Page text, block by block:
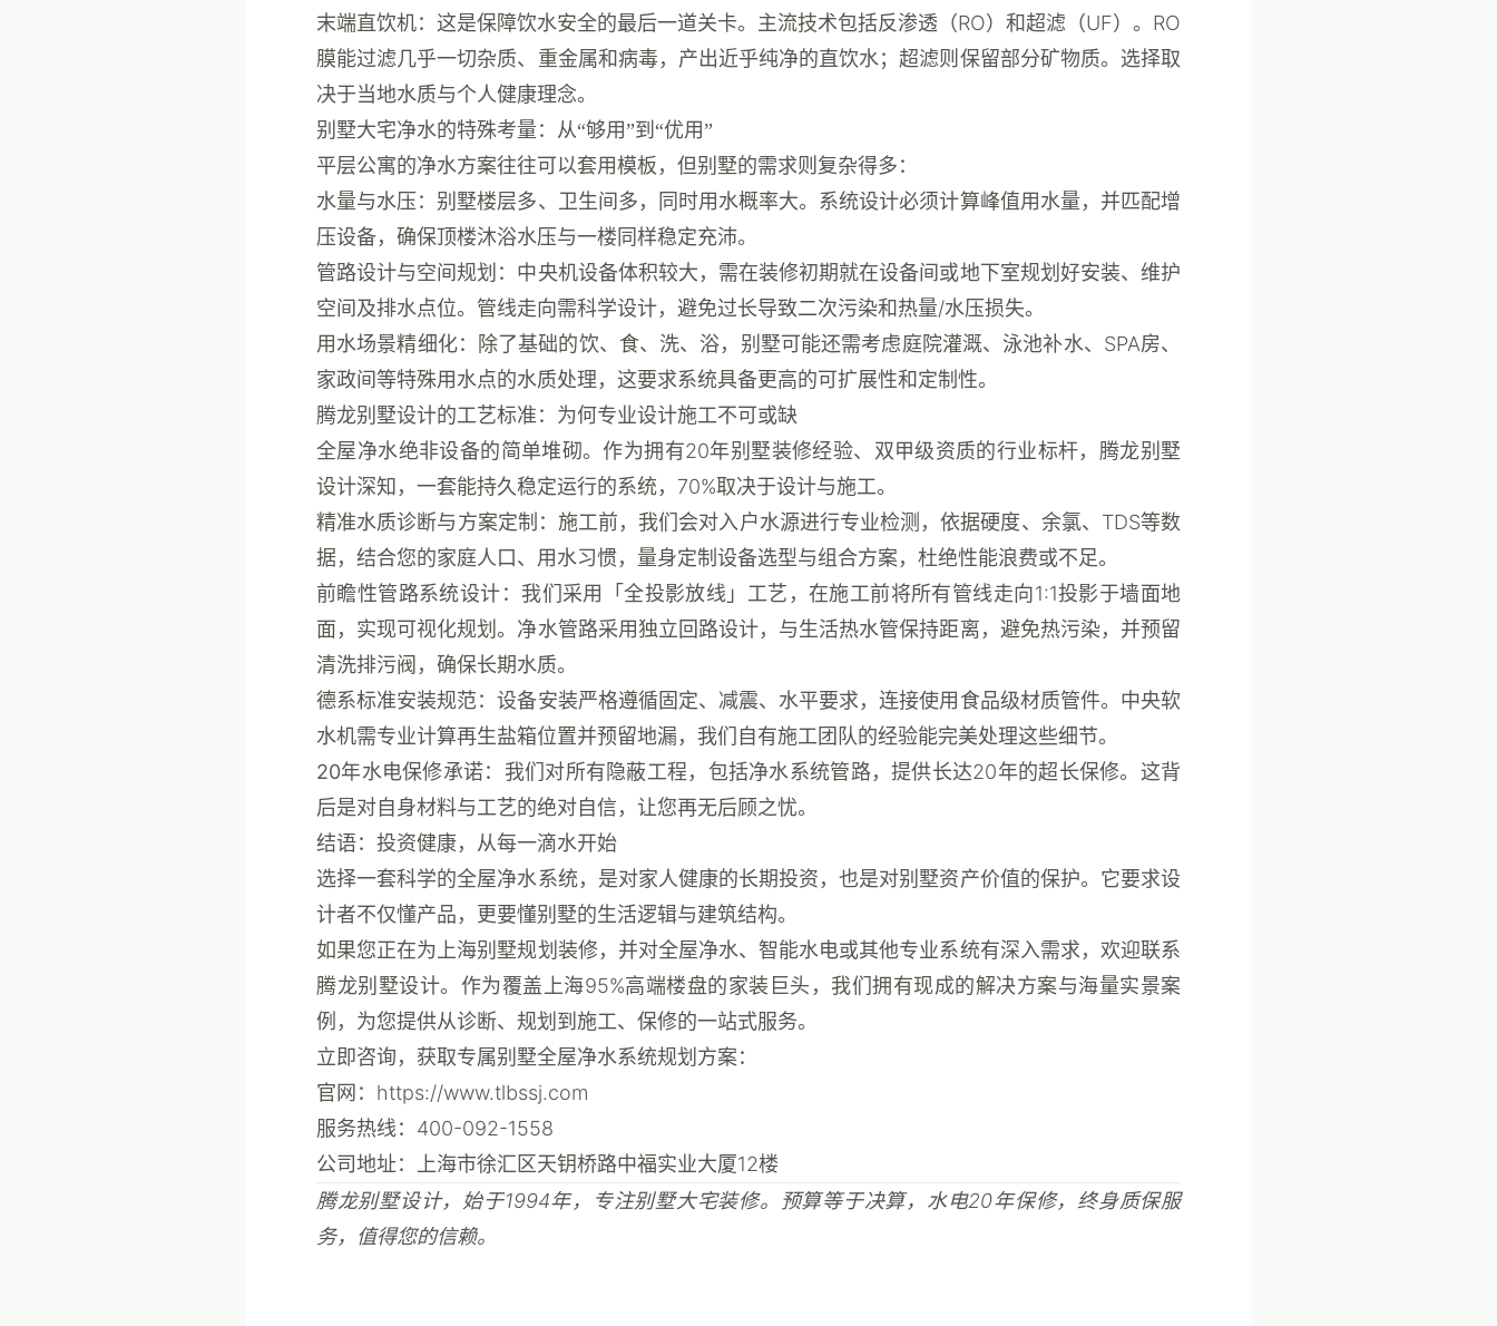
末端直饮机：这是保障饮水安全的最后一道关卡。主流技术包括反渗透（RO）和超滤（UF）。RO
膜能过滤几乎一切杂质、重金属和病毒，产出近乎纯净的直饮水；超滤则保留部分矿物质。选择取
决于当地水质与个人健康理念。
别墅大宅净水的特殊考量：从“够用”到“优用”
平层公寓的净水方案往往可以套用模板，但别墅的需求则复杂得多：
水量与水压：别墅楼层多、卫生间多，同时用水概率大。系统设计必须计算峰值用水量，并匹配增
压设备，确保顶楼沐浴水压与一楼同样稳定充沛。
管路设计与空间规划 ：中央机设备体积较大，需在装修初期就在设备间或地下室规划好安装、维护
空间及排水点位。管线走向需科学设计，避免过长导致二次污染和热量/水压损失。
用水场景精细化：除了基础的饮、食、洗、浴，别墅可能还需考虑庭院灌溉、泳池补水、SPA房、
家政间等特殊用水点的水质处理，这要求系统具备更高的可扩展性和定制性。
腾龙别墅设计的工艺标准：为何专业设计施工不可或缺
全屋净水绝非设备的简单堆砌。作为拥有20年别墅装修经验、双甲级资质的行业标杆， 腾龙别墅
设计深知，一套能持久稳定运行的系统，70%取决于设计与施工。
精准水质诊断与方案定制 ：施工前，我们会对入户水源进行专业检测，依据硬度、余氯、TDS等数
据，结合您的家庭人口、用水习惯，量身定制设备选型与组合方案，杜绝性能浪费或不足。
前瞻性管路系统设计：我们采用「全投影放线」工艺，在施工前将所有管线走向1:1投影于墙面地
面，实现可视化规划。净水管路采用独立回路设计，与生活热水管保持距离，避免热污染，并预留
清洗排污阀，确保长期水质。
德系标准安装规范：设备安装严格遵循固定、减震、水平要求，连接使用食品级材质管件。中央软
水机需专业计算再生盐箱位置并预留地漏，我们自有施工团队的经验能完美处理这些细节。
20年水电保修承诺：我们对所有隐蔽工程，包括净水系统管路，提供长达20年的超长保修。这背
后是对自身材料与工艺的绝对自信，让您再无后顾之忧。
结语：投资健康，从每一滴水开始
选择一套科学的全屋净水系统，是对家人健康的长期投资，也是对别墅资产价值的保护。它要求设
计者不仅懂产品，更要懂别墅的生活逻辑与建筑结构。
如果您正在为上海别墅规划装修，并对全屋净水、智能水电或其他专业系统有深入需求，欢迎联系
腾龙别墅设计。作为覆盖上海95%高端楼盘的家装巨头，我们拥有现成的解决方案与海量实景案
例，为您提供从诊断、规划到施工、保修的一站式服务。
立即咨询，获取专属别墅全屋净水系统规划方案：
官网： https://www.tlbssj.com
服务热线：400-092-1558
公司地址：上海市徐汇区天钥桥路中福实业大厦12楼
腾龙别墅设计，始于1994年，专注别墅大宅装修。预算等于决算，水电20年保修，终身质保服
务，值得您的信赖。